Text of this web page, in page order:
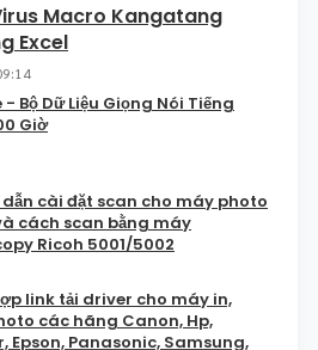
Macro Kangatang
Excel
Bộ Dữ Liệu Giọng Nói Tiếng
Giờ
cài đặt scan cho máy photo
cách scan bằng máy
Ricoh 5001/5002
link tải driver cho máy in,
các hãng Canon, Hp,
Epson, Panasonic, Samsung,